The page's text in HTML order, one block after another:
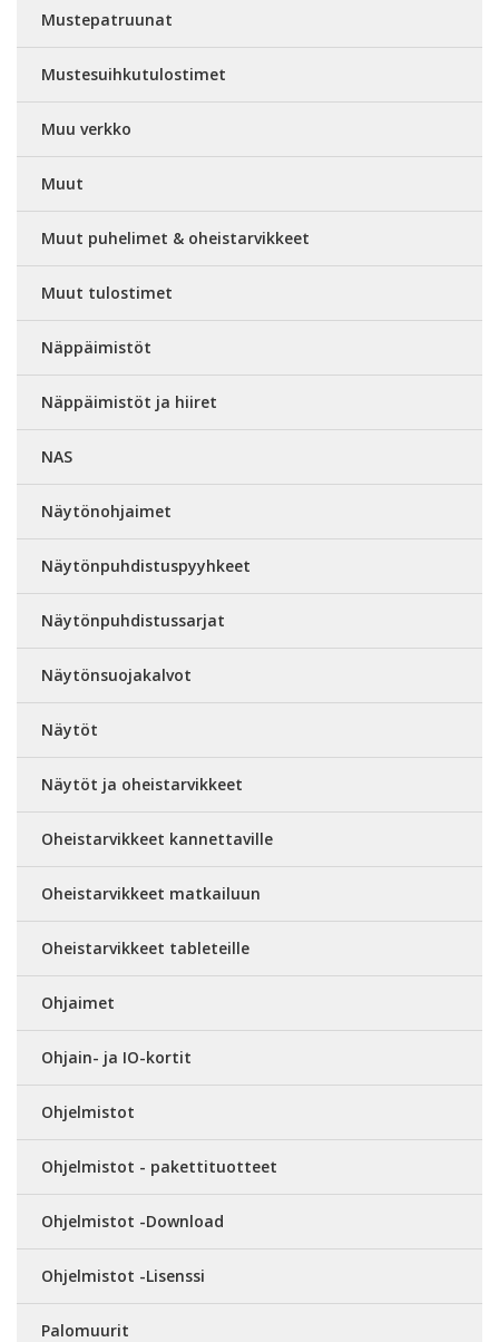
Mustepatruunat
Mustesuihkutulostimet
Muu verkko
Muut
Muut puhelimet & oheistarvikkeet
Muut tulostimet
Näppäimistöt
Näppäimistöt ja hiiret
NAS
Näytönohjaimet
Näytönpuhdistuspyyhkeet
Näytönpuhdistussarjat
Näytönsuojakalvot
Näytöt
Näytöt ja oheistarvikkeet
Oheistarvikkeet kannettaville
Oheistarvikkeet matkailuun
Oheistarvikkeet tableteille
Ohjaimet
Ohjain- ja IO-kortit
Ohjelmistot
Ohjelmistot - pakettituotteet
Ohjelmistot -Download
Ohjelmistot -Lisenssi
Palomuurit